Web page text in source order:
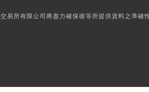
易所有限公司將盡力確保彼等所提供資料之準